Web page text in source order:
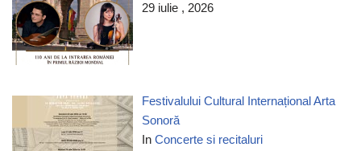
29 iulie , 2026
Festivalului Cultural Internațional Arta
Sonoră
InConcerte si recitaluri